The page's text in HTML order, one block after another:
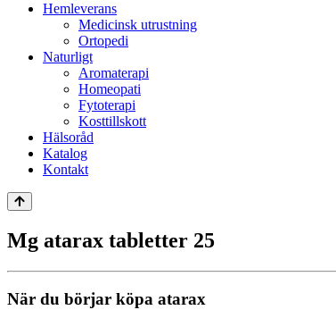
Hemleverans
Medicinsk utrustning
Ortopedi
Naturligt
Aromaterapi
Homeopati
Fytoterapi
Kosttillskott
Hälsoråd
Katalog
Kontakt
Mg atarax tabletter 25
När du börjar köpa atarax